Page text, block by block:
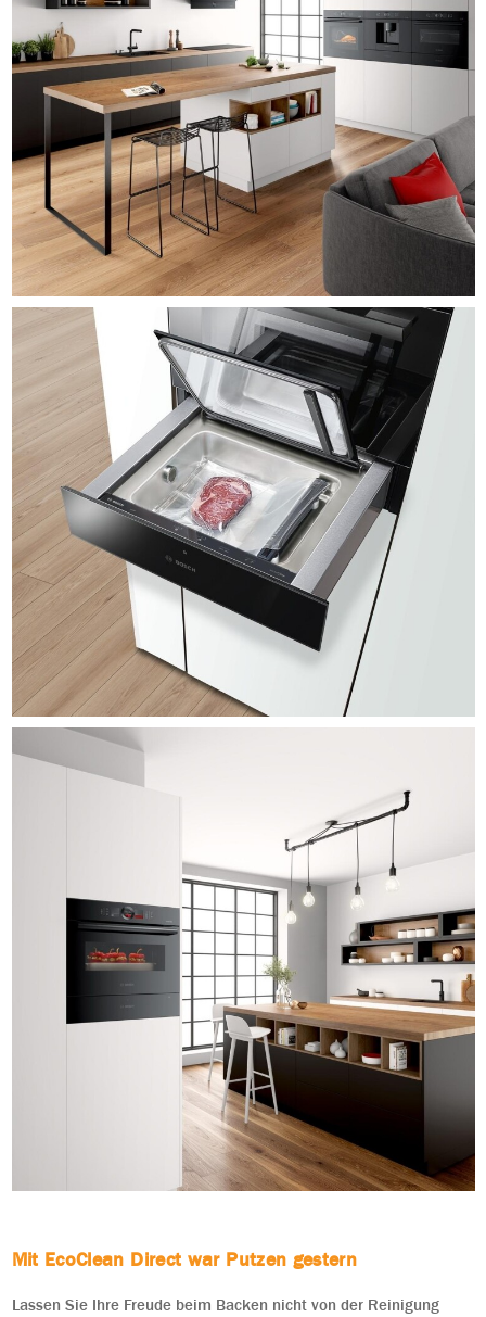
Mit EcoClean Direct war Putzen gestern
Lassen Sie Ihre Freude beim Backen nicht von der Reinigung